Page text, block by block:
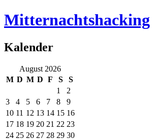
Mitternachtshacking
Kalender
August 2026
M D M D F S
S
1
2
3
4 5 6 7 8
9
10 11 12 13 14 15 16
17 18 19 20 21 22 23
24 25 26 27 28 29 30